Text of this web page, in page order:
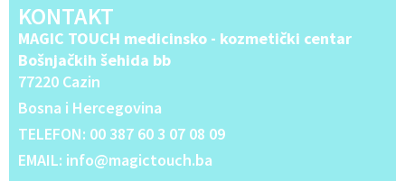
KONTAKT
MAGIC TOUCH medicinsko - kozmetički centar
Bošnjačkih šehida bb
77220 Cazin
Bosna i Hercegovina
TELEFON: 00 387 60 3 07 08 09
EMAIL: info@magictouch.ba